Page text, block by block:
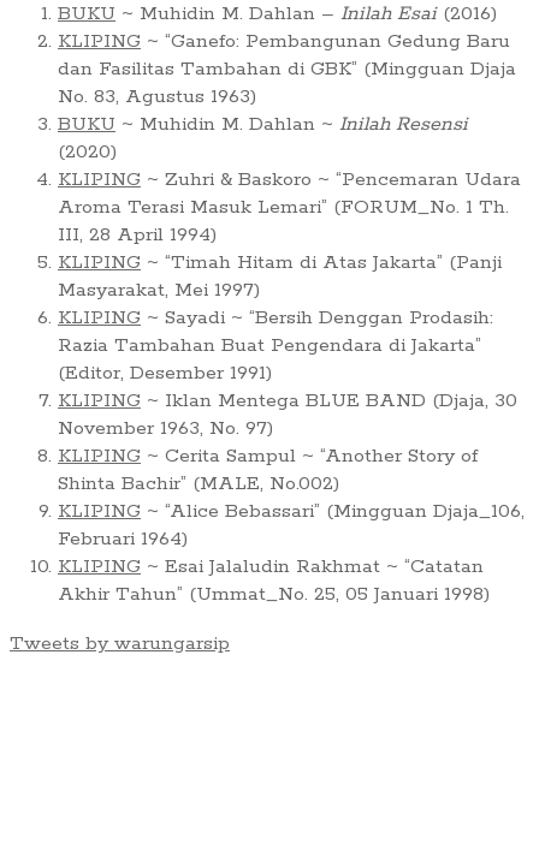
BUKU ~ Muhidin M. Dahlan – Inilah Esai(2016)
KLIPING ~ “Ganefo: Pembangunan Gedung Baru
dan Fasilitas Tambahan di GBK” (Mingguan Djaja
No. 83, Agustus 1963)
BUKU ~ Muhidin M. Dahlan ~ Inilah Resensi
(2020)
KLIPING ~ Zuhri & Baskoro ~ “Pencemaran Udara
Aroma Terasi Masuk Lemari” (FORUM_No. 1 Th.
III, 28 April 1994)
KLIPING ~ “Timah Hitam di Atas Jakarta” (Panji
Masyarakat, Mei 1997)
KLIPING ~ Sayadi ~ “Bersih Denggan Prodasih:
Razia Tambahan Buat Pengendara di Jakarta”
(Editor, Desember 1991)
KLIPING ~ Iklan Mentega BLUE BAND (Djaja, 30
November 1963, No. 97)
KLIPING ~ Cerita Sampul ~ “Another Story of
Shinta Bachir” (MALE, No.002)
KLIPING ~ “Alice Bebassari” (Mingguan Djaja_106,
Februari 1964)
KLIPING ~ Esai Jalaludin Rakhmat ~ “Catatan
Akhir Tahun” (Ummat_No. 25, 05 Januari 1998)
Tweets by warungarsip